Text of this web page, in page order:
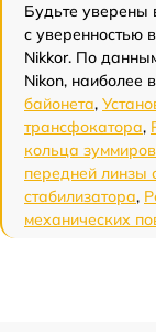
Будьте уверены
с уверенностью
Nikkor. По
Nikon, наиболее
байонета,
трансфокатора,
кольца
передней линзы
стабилизатора,
механических